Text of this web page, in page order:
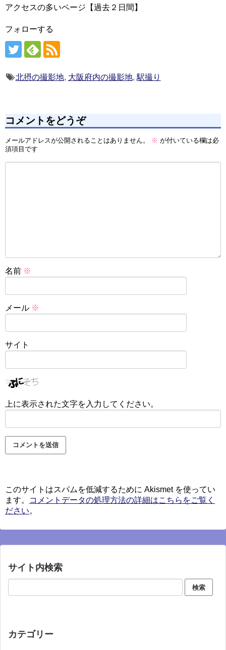
アクセスの多いページ【過去２日間】
フォローする
北摂の撮影地, 大阪府内の撮影地, 駅撮り
コメントをどうぞ
メールアドレスが公開されることはありません。 ※ が付いている欄は必
須項目です
名前 ※
メール ※
サイト
上に表示された文字を入力してください。
このサイトはスパムを低減するために Akismet を使ってい
ます。
コメントデータの処理方法の詳細はこちらをご覧く
ださい。
サイト内検索
カテゴリー